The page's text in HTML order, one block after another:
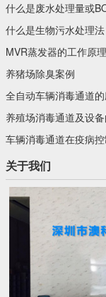
什么是废水处理量或
什么是生物污水处理法
MVR蒸发器的工作原
养猪场除臭案例
全自动车辆消毒通道
养殖场消毒通道及设
车辆消毒通道在疫病
关于我们